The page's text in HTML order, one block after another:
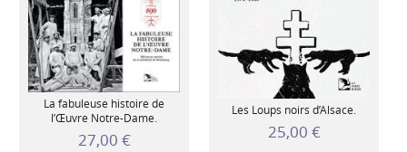
La fabuleuse histoire de
l’Œuvre Notre-Dame.
27,00 €
Les Loups noirs d’Alsace.
25,00 €